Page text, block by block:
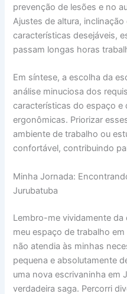
prevenção de lesões e no
Ajustes de altura,
características desejáveis,
passam longas horas
Em síntese, a escolha da
análise minuciosa dos
características do espaço e
ergonômicas. Priorizar
ambiente de trabalho ou
confortável, contribuindo
Minha Jornada:
Jurubatuba
Lembro-me vividamente da
meu espaço de trabalho
não atendia às minhas
pequena e absolutamente
uma nova escrivaninha em
verdadeira saga. Percorri